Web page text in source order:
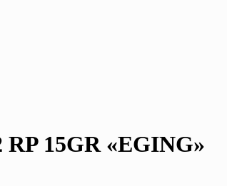
15GR «EGING»